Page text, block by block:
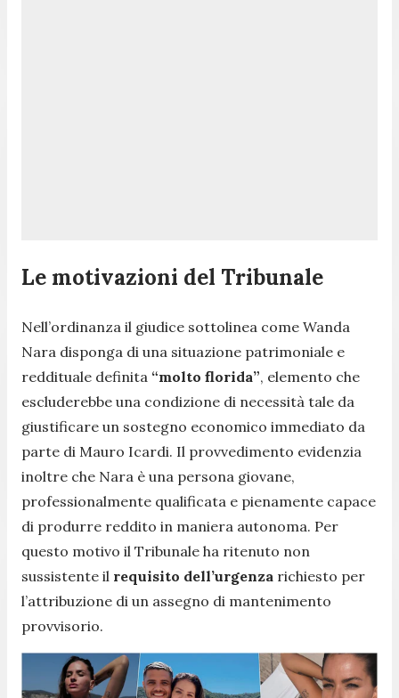
Le motivazioni del Tribunale
Nell’ordinanza il giudice sottolinea come Wanda
Nara disponga di una situazione patrimoniale e
reddituale definita “molto florida”, elemento che
escluderebbe una condizione di necessità tale da
giustificare un sostegno economico immediato da
parte di Mauro Icardi. Il provvedimento evidenzia
inoltre che Nara è una persona giovane,
professionalmente qualificata e pienamente capace
di produrre reddito in maniera autonoma. Per
questo motivo il Tribunale ha ritenuto non
sussistente il requisito dell’urgenza richiesto per
l’attribuzione di un assegno di mantenimento
provvisorio.